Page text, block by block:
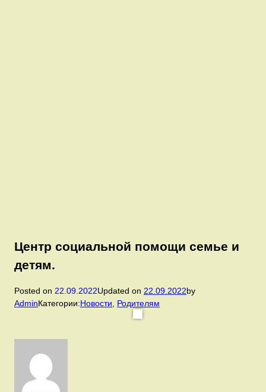
Центр социальной помощи семье и
детям.
Posted on 22.09.2022Updated on 22.09.2022by
AdminКатегории:Новости Родителям